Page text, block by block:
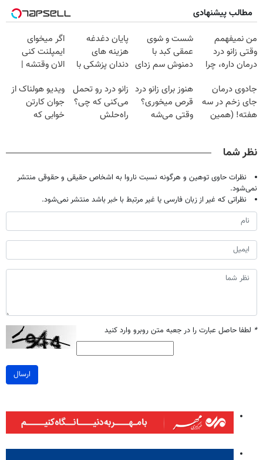
مطالب پیشنهادی
من نمیفهمم
وقتی زانو درد
درمان داره، چرا
تحمل میکنی؟❗
شست و شوی
عمقی کبد با
دمنوش سم زدای
پایان دغدغه
هزینه های
دندان پزشکی با
خانگی
اگر میخوای
ایمپلنت کنی
الان وقتشه |
میلیون تومان!!!
جادوی درمان
جای زخم در سه
هفته! (همین
هنوز برای زانو درد
قرص میخوری؟
وقتی می‌شه
زانو درد رو تحمل
می‌کنی که چی؟
راه‌حلش
ویدیو هولناک از
جوان کارتن
خوابی که
نظر شما
نظرات حاوی توهین و هرگونه نسبت ناروا به اشخاص حقیقی و حقوقی منتشر
نمی‌شود.
نظراتی که غیر از زبان فارسی یا غیر مرتبط با خبر باشد منتشر نمی‌شود.
* لطفا حاصل عبارت را در جعبه متن روبرو وارد کنید
ارسال